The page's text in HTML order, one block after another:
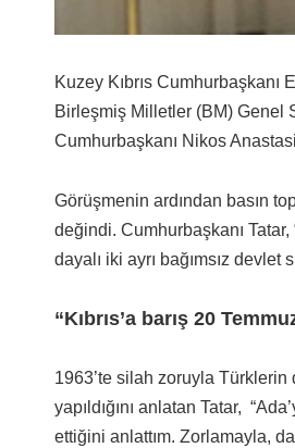
Kuzey Kıbrıs Cumhurbaşkanı
Birleşmiş Milletler (BM) Genel
Cumhurbaşkanı Nikos
Görüşmenin ardından basın
değindi. Cumhurbaşkanı
dayalı iki ayrı bağımsız
“Kıbrıs’a barış 20
1963’te silah zoruyla Türklerin
yapıldığını anlatan Tatar,
ettiğini anlattım. Zorlamayla,